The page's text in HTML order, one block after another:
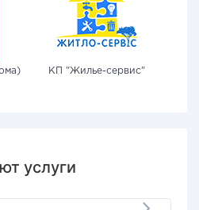
КП "Жилье-сервис"
услуги